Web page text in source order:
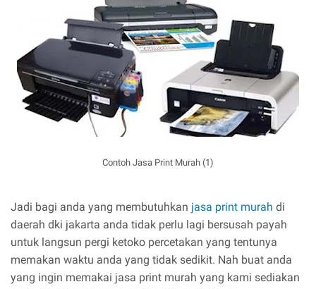
Contoh Jasa Print Murah (1)
Jadi bagi anda yang membutuhkan jasa print murah di
daerah dki jakarta anda tidak perlu lagi bersusah payah
untuk langsun pergi ketoko percetakan yang tentunya
memakan waktu anda yang tidak sedikit. Nah buat anda
yang ingin memakai jasa print murah yang kami sediakan